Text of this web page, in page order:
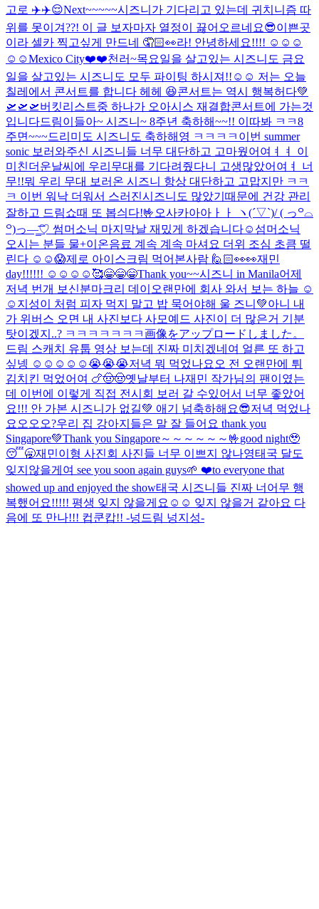
고로 ✈️✈️😌Next~~~~~시즈니가 기다리고 있는데 귀치니즘 따
위를 못이겨??! 이 글 보자마자 열정이 끓어오르네요😎이쁜곳
이라 셀카 찍고싶게 만드네 🤦🏻👀라! 안녕하세요!!!! ☺️☺️☺️
☺️☺️Mexico City❤️❤️천러~목요일을 살고있는 시즈니도 금요
일을 살고있는 시즈니도 모두 파이팅 하시져!!☺️☺️ 저는 오늘
칠레에서 콘서트를 합니다 헤헤 😆콘서트는 역시 행복허다💚
🛫🛫🛫버킷리스트중 하나가 오아시스 재결합콘서트에 가는것
입니다드림이들아~ 시즈니~ 8주년 축하해~~!! 이따봐 ㅋㅋ8
주면~~~드리미도 시즈니도 축하해영 ㅋㅋㅋㅋ 이번 summer
sonic 보러와주신 시즈니들 너무 대단하고 고마웠어여ㅕㅕ 이
미친더운날씨에 우리무대를 기다려줬다니 고생많았어여ㅕ 너
무!!뭐 우리 무대 보러온 시즈니 항상 대단하고 고맙지만 ㅋㅋ
ㅋ 이번 워낙 더워서 스러진시즈니도 많았기때문에 건강 관리
잘하고 드림쇼때 또 봅싀다!🤟 오사카아아ㅏㅏ ヽ(´▽`)/ ( っ꒪⌓
꒪)っ—̳͟͞͞♡ 썸머소닉 마지막날 재밌게 하겠습니다☺️ 섬머소닉
오시는 분들 물+이온음료 계속 계속 마셔요 더위 조심 초큼 떨
린다 ☺️☺️😱제로 아이스크림 먹어본사람 🙋🏻👀👀재민
day!!!!!! ☺️☺️☺️☺️ 🥰😁😁😁Thank you~~시즈니 in Manila어제
저녁 번개 보신분마크리 데이 오랜만에 회사 와서 보는 하늘 ☺️
☺️ 지성이 처럼 피자 먹지 말고 밥 묵어야해 울 즈니💚아니 내
가 위버스 오면 내 사진보다 사모예드 사진이 더 많은거 기분
탓이겠지..? ㅋㅋㅋㅋㅋㅋㅋ画像をアップロードしました。
드림 스캐치 유툽 영상 보는데 진짜 미치겠네여 얼른 또 하고
싶넹 ☺️☺️☺️☺️☺️😭😭😭저녁 뭐 먹었나요오 전 오랜만에 튀
김치킨 먹었어여 🍗🤠🤠옛날부터 나재민 작가님의 팬이였는
데 이번에 이렇게 직접 전시회 보러 갈 수있어서 너무 좋았어
요!!! 안 가본 시즈니가 없길💚 애기 넘축하해요😎저녁 먹었나
요오오오?우리 집 강아지들은 말 잘 들어요 thank you
Singapore💚Thank you Singapore～～～～～～🤟good night🥹
😴🥱재민이형 사진회 사진들 너무 이쁘지 않나영태국 달도
잊지않을게여 see you soon again guys🌱 ❤️to everyone that
showed up and enjoyed the show태국 시즈니들 진짜 너어무 행
복했어요!!!!! 평생 잊지 않을게요☺️☺️ 잊지 않을거 같아요 다
음에 또 만나!!! 컵쿤캅!! -넝드림 넝지성-